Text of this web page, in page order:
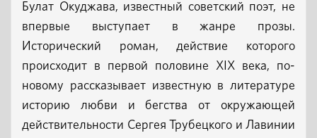
Булат Окуджава, известный советский поэт, не
впервые выступает в жанре прозы.
Исторический роман, действие которого
происходит в первой половине XIX века, по-
новому рассказывает известную в литературе
историю любви и бегства от окружающей
действительности Сергея Трубецкого и Лавинии